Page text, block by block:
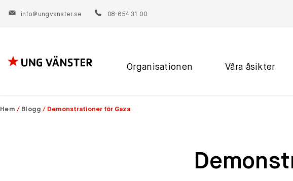
info@ungvanster.se 08-654 31 00
Hoppa
Organisationen Våra åsikter
Hem / Blogg / Demonstrationer för Gaza